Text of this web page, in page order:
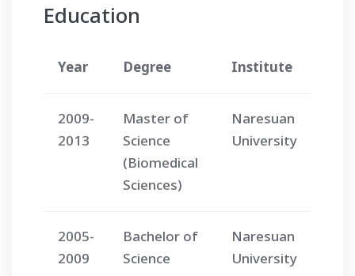
Education
Year Degree Institute
2009-
2013
Master of
Science
(Biomedical
Sciences)
Naresuan
University
2005-
2009
Bachelor of
Science
Naresuan
University